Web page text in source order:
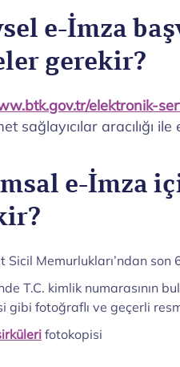
e-İmza
gerekir?
elektronik-
sağlayıcılar aracılığı
e-İmza
Sicil Memurlukları’ndan son
T.C. kimlik numarasının
gibi fotoğraflı ve geçerli
fotokopisi